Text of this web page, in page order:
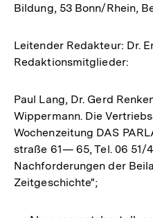
Bildung, 53 Bonn/Rhein,
Leitender Redakteur: Dr.
Redaktionsmitglieder:
Paul Lang, Dr. Gerd
Wippermann. Die
Wochenzeitung DAS
straße 61— 65, Tel. 06 51/
Nachforderungen der
Zeitgeschichte";